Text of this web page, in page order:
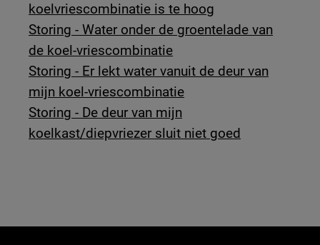
koelvriescombinatie is te hoog
Storing - Water onder de groentelade van
de koel-vriescombinatie
Storing - Er lekt water vanuit de deur van
mijn koel-vriescombinatie
Storing - De deur van mijn
koelkast/diepvriezer sluit niet goed